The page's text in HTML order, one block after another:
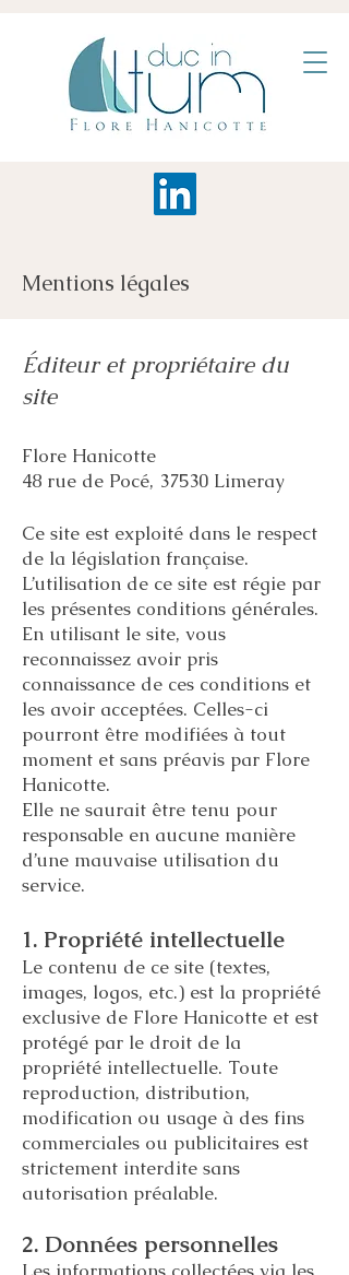
Mentions légales
Éditeur et propriétaire du
site
Flore Hanicotte
48 rue de Pocé, 37530 Limeray
Ce site est exploité dans le respect
de la législation française.
L’utilisation de ce site est régie par
les présentes conditions générales.
En utilisant le site, vous
reconnaissez avoir pris
connaissance de ces conditions et
les avoir acceptées. Celles-ci
pourront être modifiées à tout
moment et sans préavis par Flore
Hanicotte.
Elle ne saurait être tenu pour
responsable en aucune manière
d’une mauvaise utilisation du
service.
1. Propriété intellectuelle
Le contenu de ce site (textes,
images, logos, etc.) est la propriété
exclusive de Flore Hanicotte et est
protégé par le droit de la
propriété intellectuelle. Toute
reproduction, distribution,
modification ou usage à des fins
commerciales ou publicitaires est
strictement interdite sans
autorisation préalable.
2. Données personnelles